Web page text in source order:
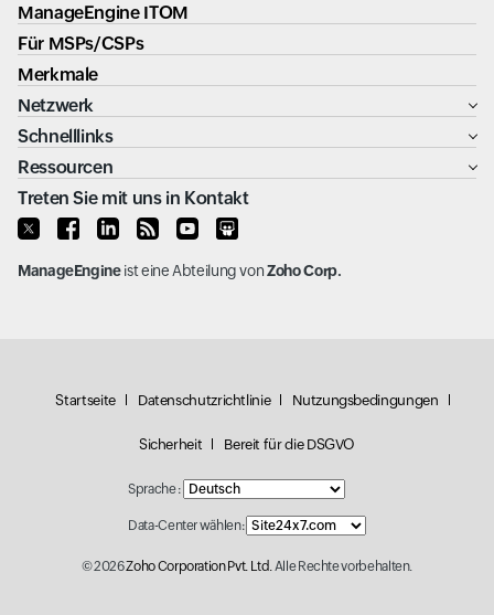
ManageEngine ITOM
Für MSPs/CSPs
Merkmale
Netzwerk
Schnelllinks
Ressourcen
Treten Sie mit uns in Kontakt
ManageEngineist eine Abteilung vonZoho Corp.
Startseite Datenschutzrichtlinie Nutzungsbedingungen
Sicherheit Bereit für die DSGVO
Sprache :
Data-Center wählen:
© 2026Zoho Corporation Pvt. Ltd. Alle Rechte vorbehalten.